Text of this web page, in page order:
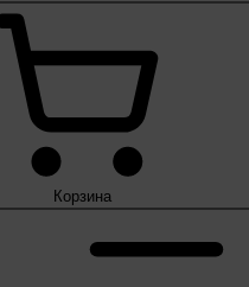
Корзина